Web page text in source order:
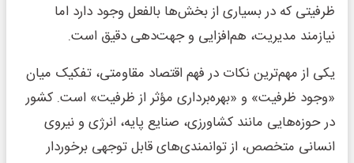
ظرفیتی که در بسیاری از بخش‌ها بالفعل وجود دارد اما
نیازمند مدیریت، هم‌افزایی و جهت‌دهی دقیق است.
یکی از مهم‌ترین نکات در فهم اقتصاد مقاومتی، تفکیک میان
«وجود ظرفیت» و «بهره‌برداری مؤثر از ظرفیت» است. کشور
در حوزه‌هایی مانند کشاورزی، صنایع پایه، انرژی و نیروی
انسانی متخصص، از توانمندی‌های قابل توجهی برخوردار